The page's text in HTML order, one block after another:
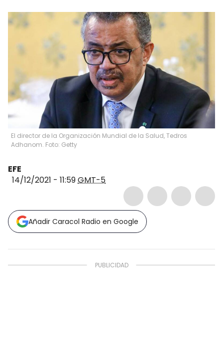
El director de la Organización Mundial de la Salud, Tedros
Adhanom. Foto: Getty
EFE
14/12/2021 - 11:59GMT-5
Añadir Caracol Radio en Google